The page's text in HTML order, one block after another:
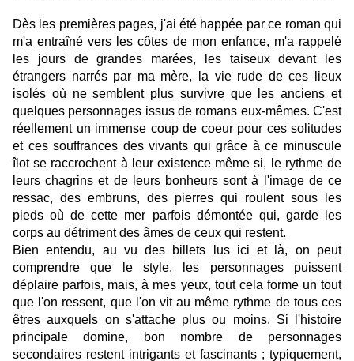
Dès les premières pages, j'ai été happée par ce roman qui
m'a entraîné vers les côtes de mon enfance, m'a rappelé
les jours de grandes marées, les taiseux devant les
étrangers narrés par ma mère, la vie rude de ces lieux
isolés où ne semblent plus survivre que les anciens et
quelques personnages issus de romans eux-mêmes. C'est
réellement un immense coup de coeur pour ces solitudes
et ces souffrances des vivants qui grâce à ce minuscule
îlot se raccrochent à leur existence même si, le rythme de
leurs chagrins et de leurs bonheurs sont à l'image de ce
ressac, des embruns, des pierres qui roulent sous les
pieds où de cette mer parfois démontée qui, garde les
corps au détriment des âmes de ceux qui restent.
Bien entendu, au vu des billets lus ici et là, on peut
comprendre que le style, les personnages puissent
déplaire parfois, mais, à mes yeux, tout cela forme un tout
que l'on ressent, que l'on vit au même rythme de tous ces
êtres auxquels on s'attache plus ou moins. Si l'histoire
principale domine, bon nombre de personnages
secondaires restent intrigants et fascinants ; typiquement,